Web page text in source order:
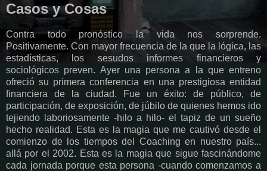
Casos y Cosas
Contra todo pronóstico la vida nos sorprende.
Positivamente. Con mayor frecuencia de la que la lógica, las
estadísticas, los sesudos informes financieros y
sociológicos preven. Ayer una persona a la que entreno
ofreció su primera conferencia en una prestigiosa entidad
financiera de la ciudad. Fue un éxito: de público, de
participación, de exposición, de júbilo de quienes hemos ido
tejiendo laboriosamente -hilo a hilo- el tapiz de un sueño
hecho realidad. Esta es la magia que me cautivó desde el
comienzo de los tiempos del Coaching en nuestro país...
allá por el 2002. Esta es la magia que sigue fascinándome
cada jornada porque esta persona -cuando comenzamos a